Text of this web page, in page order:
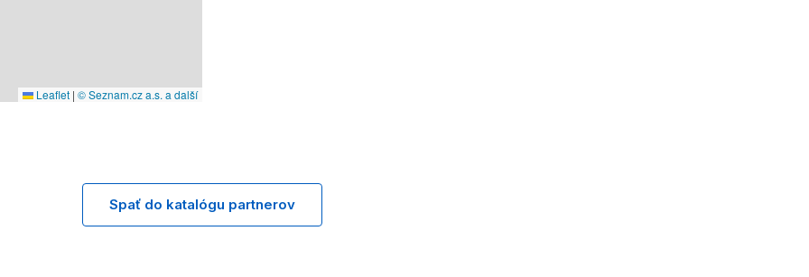
Leaflet | © Seznam.cz a.s. a další
Spať do katalógu partnerov